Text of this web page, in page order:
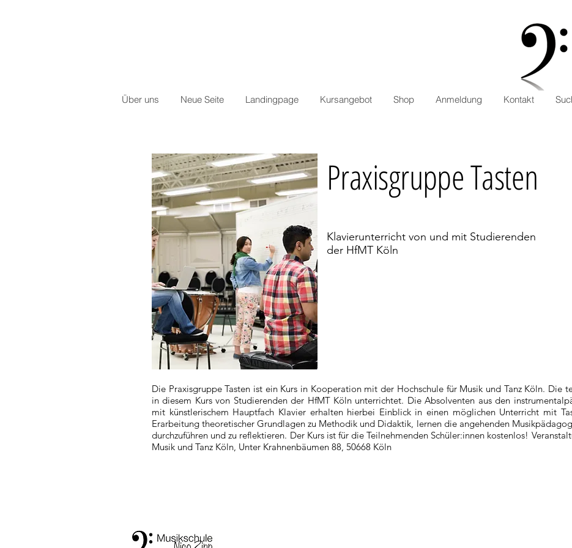
Über uns Neue Seite Landingpage Kursangebot Shop Anmeldung Kontakt
Praxisgruppe Tasten
Klavierunterricht von und mit Studierenden
der HfMT Köln
Die Praxisgruppe Tasten ist ein Kurs in Kooperation mit der Hochschule für Musik und Tanz Köln. Die
in diesem Kurs von Studierenden der HfMT Köln unterrichtet. Die Absolventen aus den
mit künstlerischem Hauptfach Klavier erhalten hierbei Einblick in einen möglichen Unterricht mit
Erarbeitung theoretischer Grundlagen zu Methodik und Didaktik, lernen die angehenden
durchzuführen und zu reflektieren. Der Kurs ist für die Teilnehmenden Schüler:innen kostenlos!
Musik und Tanz Köln, Unter Krahnenbäumen 88, 50668 Köln